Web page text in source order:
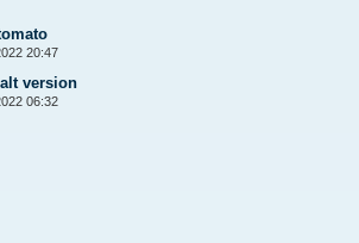
20:47
version
06:32